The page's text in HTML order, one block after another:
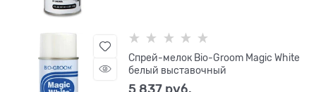
Спрей-мелок Bio-Groom Magic White
белый выставочный
5 837 руб.